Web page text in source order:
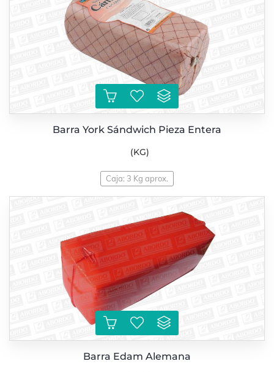
Barra York Sándwich Pieza Entera
(KG)
Caja: 3 Kg aprox.
Barra Edam Alemana